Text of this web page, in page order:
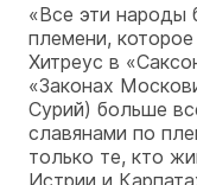
«Все эти народы
племени,
Хитреус в
«Законах
Сурий) больше
славянами по
только те, кто
Истрии и